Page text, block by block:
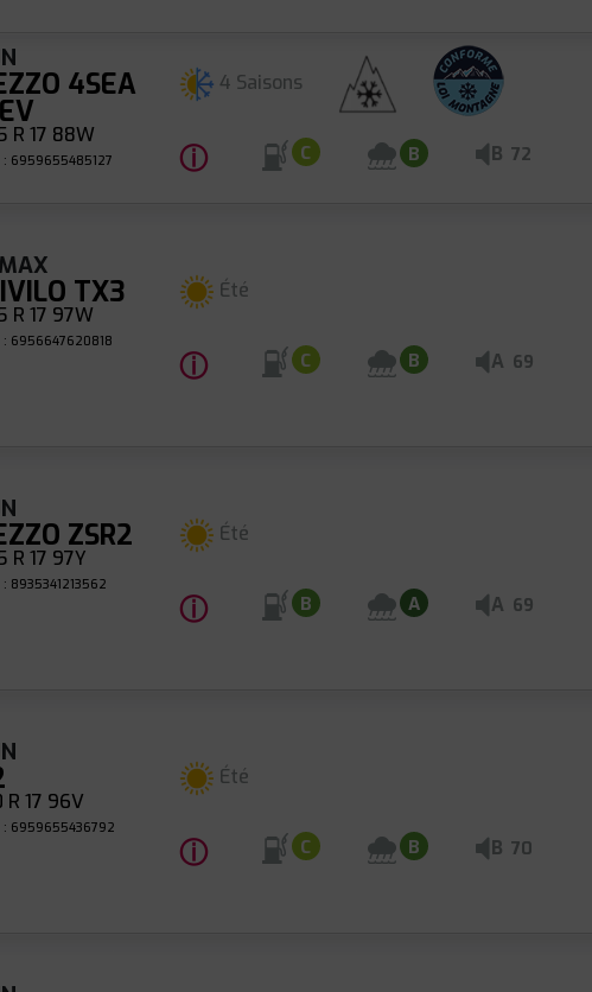
4SEA
R 17 88W
: 6959655485127
4 Saisons
ⓘ C B B 72
TX3
R 17 97W
: 6956647620818
Été
ⓘ C B A 69
ZSR2
17 97Y
: 8935341213562
Été
ⓘ B A A 69
17 96V
: 6959655436792
Été
ⓘ C B B 70